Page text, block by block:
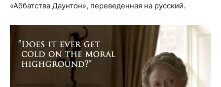
«Аббатства Даунтон», переведенная на русский.